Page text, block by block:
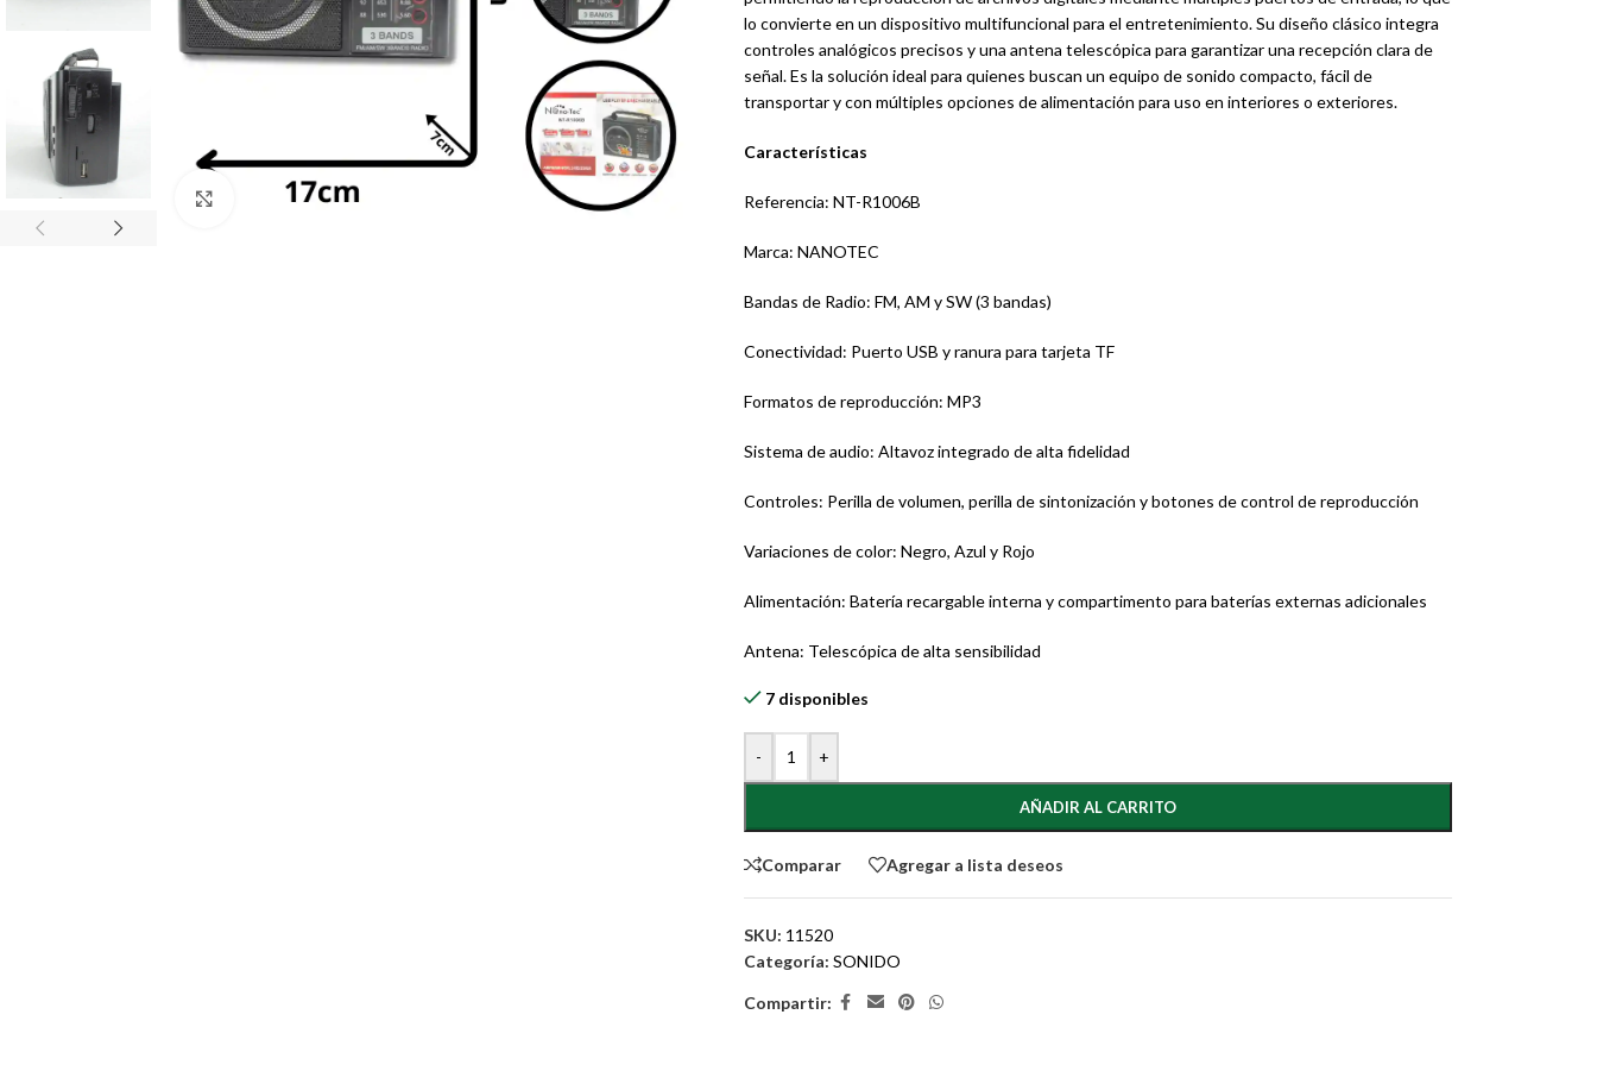
Haz clic para ampliar
lo convierte en un dispositivo multifuncional para el entretenimiento. Su diseño clásico integra
controles analógicos precisos y una antena telescópica para garantizar una recepción clara de
señal. Es la solución ideal para quienes buscan un equipo de sonido compacto, fácil de
transportar y con múltiples opciones de alimentación para uso en interiores o exteriores.
Características
Referencia: NT-R1006B
Marca: NANOTEC
Bandas de Radio: FM, AM y SW (3 bandas)
Conectividad: Puerto USB y ranura para tarjeta TF
Formatos de reproducción: MP3
Sistema de audio: Altavoz integrado de alta fidelidad
Controles: Perilla de volumen, perilla de sintonización y botones de control de reproducción
Variaciones de color: Negro, Azul y Rojo
Alimentación: Batería recargable interna y compartimento para baterías externas adicionales
Antena: Telescópica de alta sensibilidad
7 disponibles
- +
AÑADIR AL CARRITO
Comparar Agregar a lista deseos
SKU: 11520
Categoría: SONIDO
Compartir: